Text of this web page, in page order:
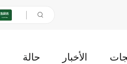
الأخبار حالة